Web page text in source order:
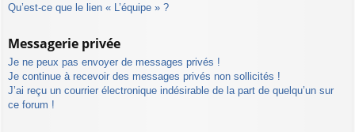
Qu’est-ce que le lien « L’équipe » ?
Messagerie privée
Je ne peux pas envoyer de messages privés !
Je continue à recevoir des messages privés non sollicités !
J’ai reçu un courrier électronique indésirable de la part de quelqu’un sur
ce forum !